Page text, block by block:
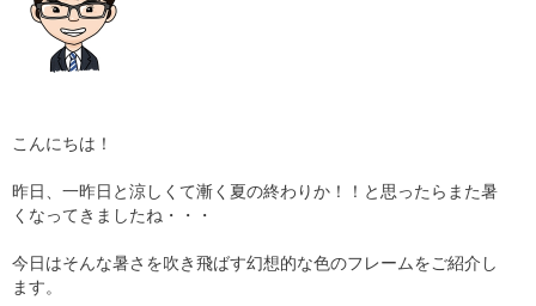
採用
こんにちは！
昨日、一昨日と涼しくて漸く夏の終わりか！！と思ったらまた暑
くなってきましたね・・・
今日はそんな暑さを吹き飛ばす幻想的な色のフレームをご紹介し
ます。